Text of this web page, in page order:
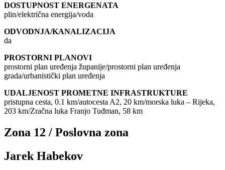
DOSTUPNOST ENERGENATA
plin/električna energija/voda
ODVODNJA/KANALIZACIJA
da
PROSTORNI PLANOVI
prostorni plan uređenja županije/prostorni plan uređenja
grada/urbanistički plan uređenja
UDALJENOST PROMETNE INFRASTRUKTURE
pristupna cesta, 0.1 km/autocesta A2, 20 km/morska luka – Rijeka,
203 km/Zračna luka Franjo Tuđman, 58 km
Zona 12 / Poslovna zona
Jarek Habekov